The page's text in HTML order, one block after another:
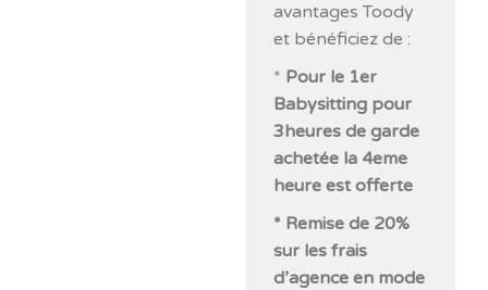
avantages Toody
et bénéficiez de :
* Pour le 1er
Babysitting pour
3heures de garde
achetée la 4eme
heure est offerte
* Remise de 20%
sur les frais
d’agence en mode